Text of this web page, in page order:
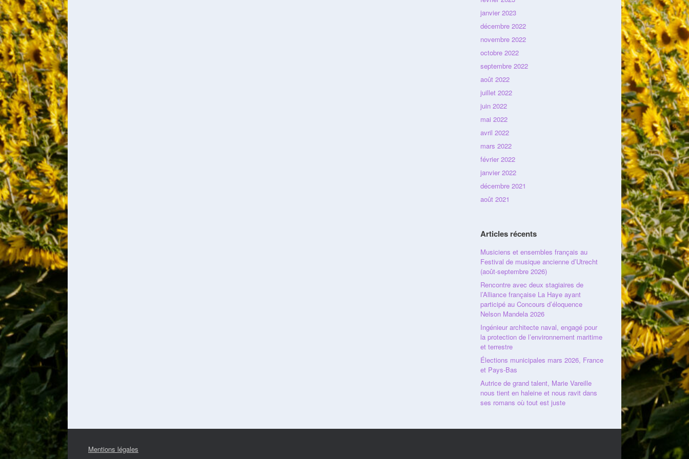
janvier 2023
décembre 2022
novembre 2022
octobre 2022
septembre 2022
août 2022
juillet 2022
juin 2022
mai 2022
avril 2022
mars 2022
février 2022
janvier 2022
décembre 2021
août 2021
Articles récents
Musiciens et ensembles français au
Festival de musique ancienne d’Utrecht
(août-septembre 2026)
Rencontre avec deux stagiaires de
l’Alliance française La Haye ayant
participé au Concours d’éloquence
Nelson Mandela 2026
Ingénieur architecte naval, engagé pour
la protection de l’environnement maritime
et terrestre
Élections municipales mars 2026, France
et Pays-Bas
Autrice de grand talent, Marie Vareille
nous tient en haleine et nous ravit dans
ses romans où tout est juste
Mentions légales